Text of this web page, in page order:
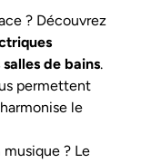
? Découvrez
de bains.
permettent
le
? Le